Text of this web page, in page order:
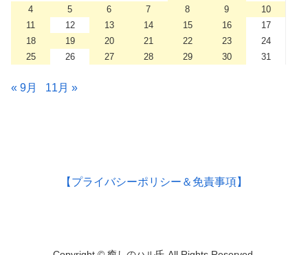
4
5 6 7 8 9
10
11
12 13 14 15 16
17
18
19 20 21 22 23
24
25
26 27 28 29 30 31
« 9月 11月 »
【プライバシーポリシー＆免責事項】